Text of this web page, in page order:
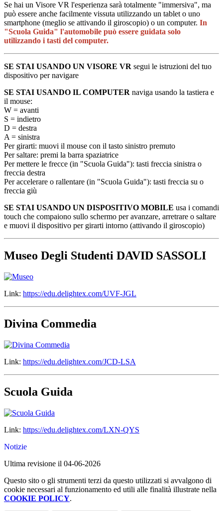
Se hai un Visore VR l'esperienza sarà totalmente "immersiva", ma
può essere anche facilmente vissuta utilizzando un tablet o uno
smartphone (meglio se attivando il giroscopio) o un computer. In
"Scuola Guida" l'automobile può essere guidata solo
utilizzando i tasti del computer.
SE STAI USANDO UN VISORE VR segui le istruzioni del tuo
dispositivo per navigare
SE STAI USANDO IL COMPUTER naviga usando la tastiera e
il mouse:
W = avanti
S = indietro
D = destra
A = sinistra
Per girarti: muovi il mouse con il tasto sinistro premuto
Per saltare: premi la barra spaziatrice
Per mettere le frecce (in "Scuola Guida"): tasti freccia sinistra o
freccia destra
Per accelerare o rallentare (in "Scuola Guida"): tasti freccia su o
freccia giù
SE STAI USANDO UN DISPOSITIVO MOBILE usa i comandi
touch che compaiono sullo schermo per avanzare, arretrare o saltare
e muovi il dispositivo per girarti intorno (attivando il giroscopio)
Museo Degli Studenti DAVID SASSOLI
Link: https://edu.delightex.com/UVF-JGL
Divina Commedia
Link: https://edu.delightex.com/JCD-LSA
Scuola Guida
Link: https://edu.delightex.com/LXN-QYS
Notizie
Ultima revisione il 04-06-2026
Questo sito o gli strumenti terzi da questo utilizzati si avvalgono di
cookie necessari al funzionamento ed utili alle finalità illustrate nella
COOKIE POLICY.